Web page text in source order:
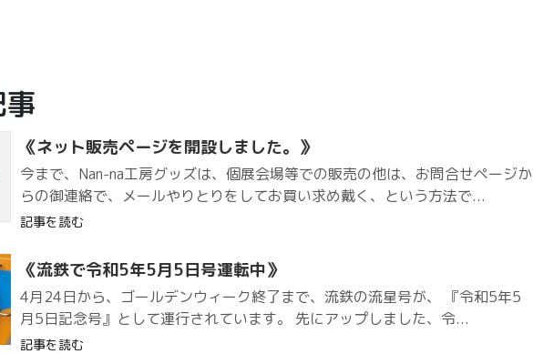
《ネット販売ページを開設しました。》
今まで、Nan-na工房グッズは、個展会場等での販売の他は、お問合せページか
らの御連絡で、メールやりとりをしてお買い求め戴く、という方法で...
記事を読む
《流鉄で令和5年5月5日号運転中》
4月24日から、ゴールデンウィーク終了まで、流鉄の流星号が、 『令和5年5
月5日記念号』として運行されています。 先にアップしました、令...
記事を読む